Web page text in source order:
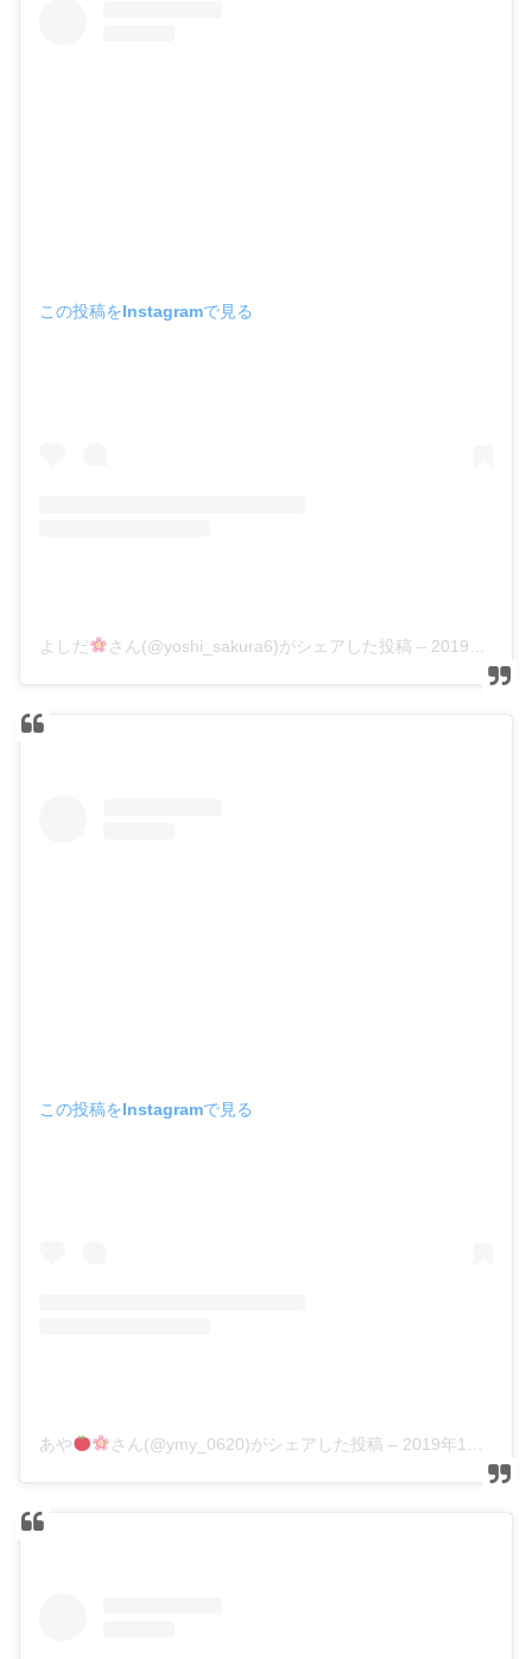
この投稿をInstagramで見る
よしだ さん(@yoshi_sakura6)がシェアした投稿 – 2019年10月月16日午前5時42分PDT
この投稿をInstagramで見る
あや さん(@ymy_0620)がシェアした投稿 – 2019年10月月13日午前7時09分PDT